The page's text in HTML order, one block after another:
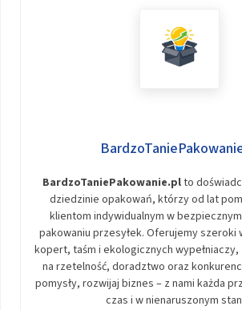
BardzoTaniePakowanie.plto
dziedzinie opakowań, którzy od lat
klientom indywidualnym w
pakowaniu przesyłek. Oferujemy szeroki
kopert, taśm i ekologicznych
na rzetelność, doradztwo oraz
pomysły, rozwijaj biznes – z nami każda
czas i w nienaruszonym